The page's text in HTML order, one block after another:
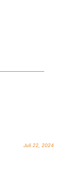
Juli 22, 2024